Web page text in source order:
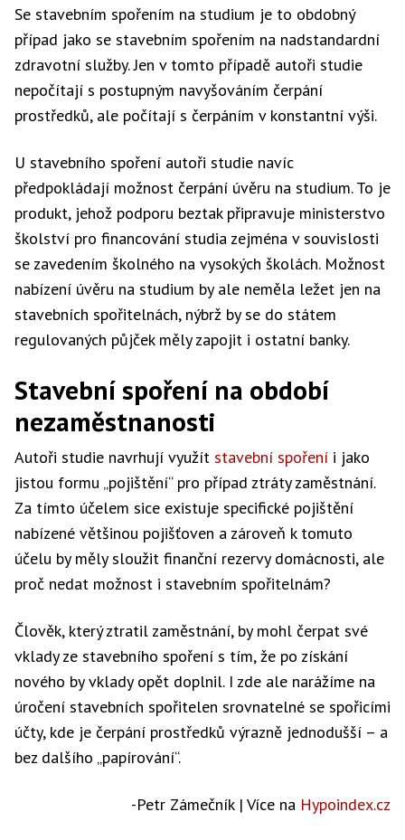
Se stavebním spořením na studium je to obdobný
případ jako se stavebním spořením na nadstandardní
zdravotní služby. Jen v tomto případě autoři studie
nepočítají s postupným navyšováním čerpání
prostředků, ale počítají s čerpáním v konstantní výši.
U stavebního spoření autoři studie navíc
předpokládají možnost čerpání úvěru na studium. To je
produkt, jehož podporu beztak připravuje ministerstvo
školství pro financování studia zejména v souvislosti
se zavedením školného na vysokých školách. Možnost
nabízení úvěru na studium by ale neměla ležet jen na
stavebních spořitelnách, nýbrž by se do státem
regulovaných půjček měly zapojit i ostatní banky.
Stavební spoření na období
nezaměstnanosti
Autoři studie navrhují využít stavební spoření i jako
jistou formu „pojištění“ pro případ ztráty zaměstnání.
Za tímto účelem sice existuje specifické pojištění
nabízené většinou pojišťoven a zároveň k tomuto
účelu by měly sloužit finanční rezervy domácnosti, ale
proč nedat možnost i stavebním spořitelnám?
Člověk, který ztratil zaměstnání, by mohl čerpat své
vklady ze stavebního spoření s tím, že po získání
nového by vklady opět doplnil. I zde ale narážíme na
úročení stavebních spořitelen srovnatelné se spořicími
účty, kde je čerpání prostředků výrazně jednodušší – a
bez dalšího „papírování“.
-Petr Zámečník | Více na Hypoindex.cz